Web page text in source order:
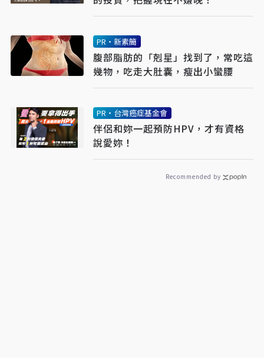
PR・新素簡
腹部脂肪的「剋星」找到了，常吃這
幾物，吃走大肚囊，瘦出小蠻腰
PR・台灣癌症基金會
伴侶和妳一起預防HPV，才有資格
說愛妳！
Recommended by